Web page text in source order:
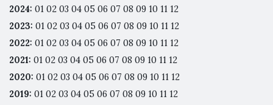
2024: 01 02 03 04 05 06 07 08 09 10 11 12
2023: 01 02 03 04 05 06 07 08 09 10 11 12
2022: 01 02 03 04 05 06 07 08 09 10 11 12
2021: 01 02 03 04 05 06 07 08 09 10 11 12
2020: 01 02 03 04 05 06 07 08 09 10 11 12
2019: 01 02 03 04 05 06 07 08 09 10 11 12